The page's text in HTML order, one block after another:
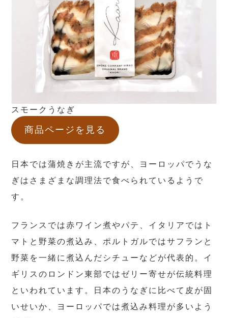
スモークうなぎ
商品ページを見る
日本では蒲焼きが主流ですが、ヨーロッパでうな
ぎはさまざまな調理法で食べられているようで
す。
フランスでは赤ワイン煮やパテ、イタリアではト
マトと野菜の煮込み、ポルトガルではサフランと
野菜を一緒に煮込んだシチューなどが代表的。イ
ギリスのロンドン東部ではゼリー寄せが伝統料理
といわれています。日本のうなぎに比べて皮が固
いせいか、ヨーロッパでは煮込み料理が多いよう